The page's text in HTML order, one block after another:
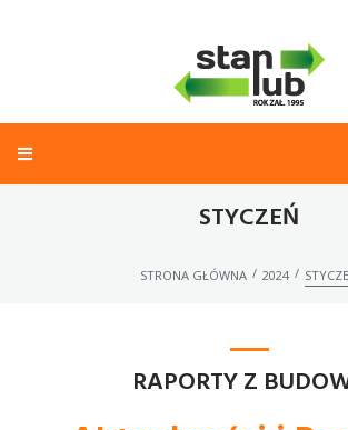
STYCZEŃ
STRONA GŁÓWNA / 2024 /
RAPORTY Z